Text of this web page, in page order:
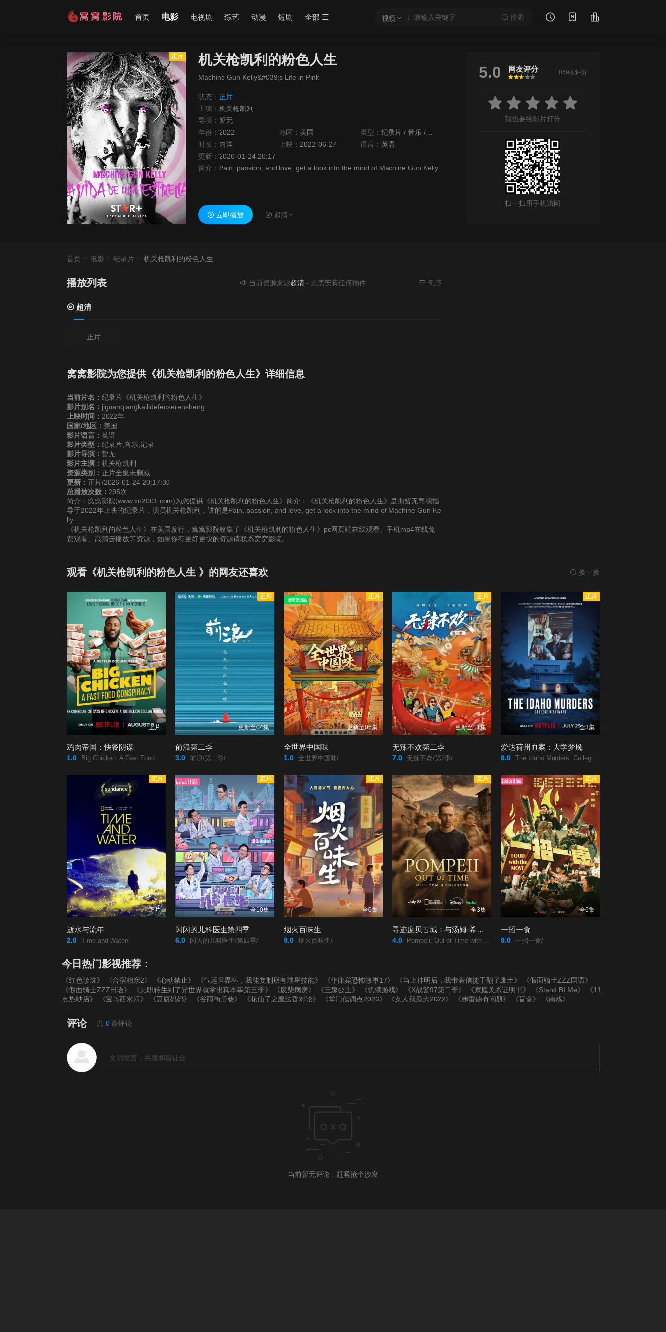
视频 搜索
首页 电影 电视剧 综艺 动漫 短剧 全部
正片 机关枪凯利的粉色人生
Machine Gun Kelly&#039;s Life in Pink
状态： 正片
主演： 机关枪凯利
导演： 暂无
年份： 2022 地区： 美国 类型： 纪录片 / 音乐 /
时长： 内详 上映： 2022-06-27 语言： 英语
更新： 2026-01-24 20:17
简介： Pain, passion, and love, get a look into the mind of Machine Gun Kelly.
立即播放 超清
5.0 网友评分
很差
较差还行推荐力荐
859次评分
我也要给影片打分
扫一扫用手机访问
首页 电影 纪录片 机关枪凯利的粉色人生
播放列表 当前资源来源超清- 无需安装任何插件 倒序
超清
正片
窝窝影院为您提供《机关枪凯利的粉色人生》详细信息
当前片名： 纪录片《机关枪凯利的粉色人生》
影片别名： jiguanqiangkailidefenserensheng
上映时间： 2022年
国家/地区： 美国
影片语言： 英语
影片类型： 纪录片,音乐,记录
影片导演： 暂无
影片主演： 机关枪凯利
资源类别： 正片全集未删减
更新： 正片/2026-01-24 20:17:30
总播放次数： 295次
简介：窝窝影院(www.xn2001.com)为您提供《机关枪凯利的粉色人生》简介：《机关枪凯利的粉色人生》是由暂无导演指
导于2022年上映的纪录片，演员机关枪凯利，讲的是Pain, passion, and love, get a look into the mind of Machine Gun Ke
lly.
《机关枪凯利的粉色人生》在美国发行，窝窝影院收集了《机关枪凯利的粉色人生》pc网页端在线观看、手机mp4在线免
费观看、高清云播放等资源，如果你有更好更快的资源请联系窝窝影院。
观看《机关枪凯利的粉色人生 》的网友还喜欢 换一换
正片
鸡肉帝国：快餐阴谋
1.0 Big Chicken: A Fast Food Conspiracy/
正片
更新至04集
前浪第二季
3.0 前浪/第二季/
正片
更新至06集
全世界中国味
1.0 全世界中国味/
正片
更新至11集
无辣不欢第二季
7.0 无辣不欢/第2季/
正片
全3集
爱达荷州血案：大学梦魇
6.0 The Idaho Murders: College Nightmare/
正片
正片
逝水与流年
2.0 Time and Water/
正片
全10集
闪闪的儿科医生第四季
6.0 闪闪的儿科医生/第四季/
正片
全6集
烟火百味生
9.0 烟火百味生/
正片
全3集
寻迹庞贝古城：与汤姆·希德勒斯顿同行
4.0 Pompeii: Out of Time with Tom Hiddleston/
正片
全6集
一招一食
9.0 一招一食/
今日热门影视推荐：
《红色珍珠》 《合宿相亲2》 《心动禁止》 《气运世界杯，我能复制所有球星技能》 《菲律宾恐怖故事17》 《当上神明后，我带着信徒干翻了废土》
《假面骑士ZZZ国语》
《假面骑士ZZZ日语》
《无职转生到了异世界就拿出真本事第三季》 《废柴病房》 《三嫁公主》 《饥饿游戏》 《X战警97第二季》 《家庭关系证明书》 《Stand BI Me》
《11
点热吵店》
《宝岛西米乐》 《豆腐妈妈》 《谷雨街后巷》 《花仙子之魔法香对论》 《掌门低调点2026》 《女人我最大2022》 《弗雷德有问题》 《盲盒》 《南戏》
评论 共 0条评论
当前暂无评论，赶紧抢个沙发